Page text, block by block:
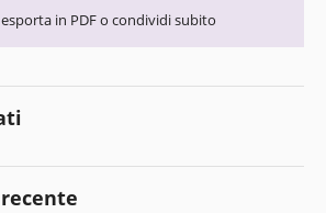
in PDF o condividi subito